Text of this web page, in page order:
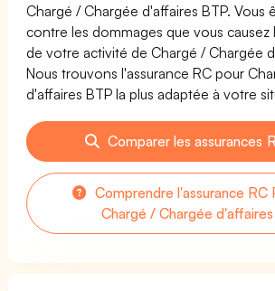
Chargé / Chargée d'affaires BTP. Vous
contre les dommages que vous causez
de votre activité de Chargé / Chargée
Nous trouvons l'assurance RC pour
d'affaires BTP la plus adaptée à votre
Comparer les assurances
Comprendre l'assurance RC
Chargé / Chargée